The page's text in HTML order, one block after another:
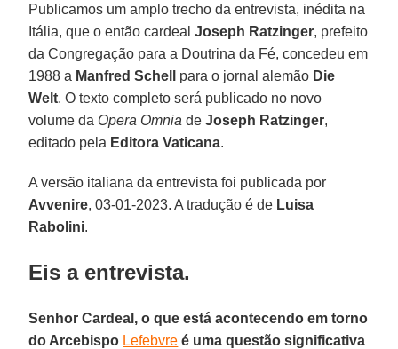
Publicamos um amplo trecho da entrevista, inédita na
Itália, que o então cardealJoseph Ratzinger, prefeito
da Congregação para a Doutrina da Fé, concedeu em
1988 a Manfred Schell para o jornal alemão Die
Welt. O texto completo será publicado no novo
volume da Opera Omnia deJoseph Ratzinger,
editado pela Editora Vaticana.
A versão italiana da entrevista foi publicada por
Avvenire, 03-01-2023. A tradução é de Luisa
Rabolini.
Eis a entrevista.
Senhor Cardeal, o que está acontecendo em torno
do Arcebispo Lefebvre é uma questão significativa